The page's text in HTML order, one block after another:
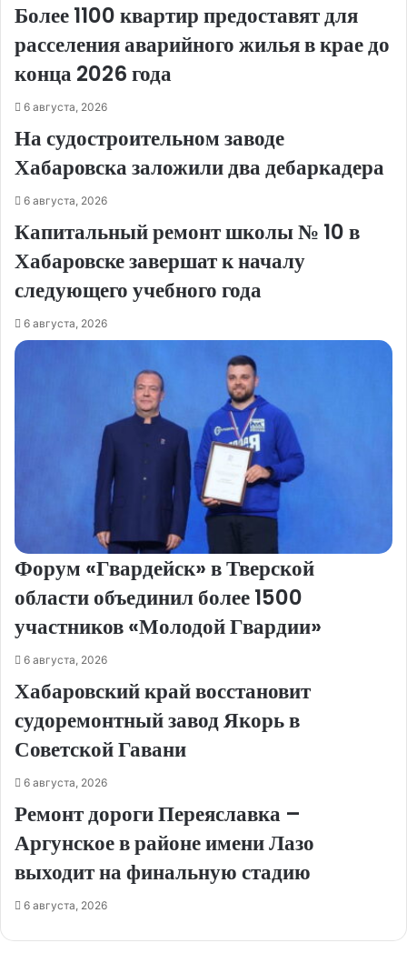
Более 1100 квартир предоставят для
расселения аварийного жилья в крае до
конца 2026 года
6 августа, 2026
На судостроительном заводе
Хабаровска заложили два дебаркадера
6 августа, 2026
Капитальный ремонт школы № 10 в
Хабаровске завершат к началу
следующего учебного года
6 августа, 2026
Форум «Гвардейск» в Тверской
области объединил более 1500
участников «Молодой Гвардии»
6 августа, 2026
Хабаровский край восстановит
судоремонтный завод Якорь в
Советской Гавани
6 августа, 2026
Ремонт дороги Переяславка –
Аргунское в районе имени Лазо
выходит на финальную стадию
6 августа, 2026